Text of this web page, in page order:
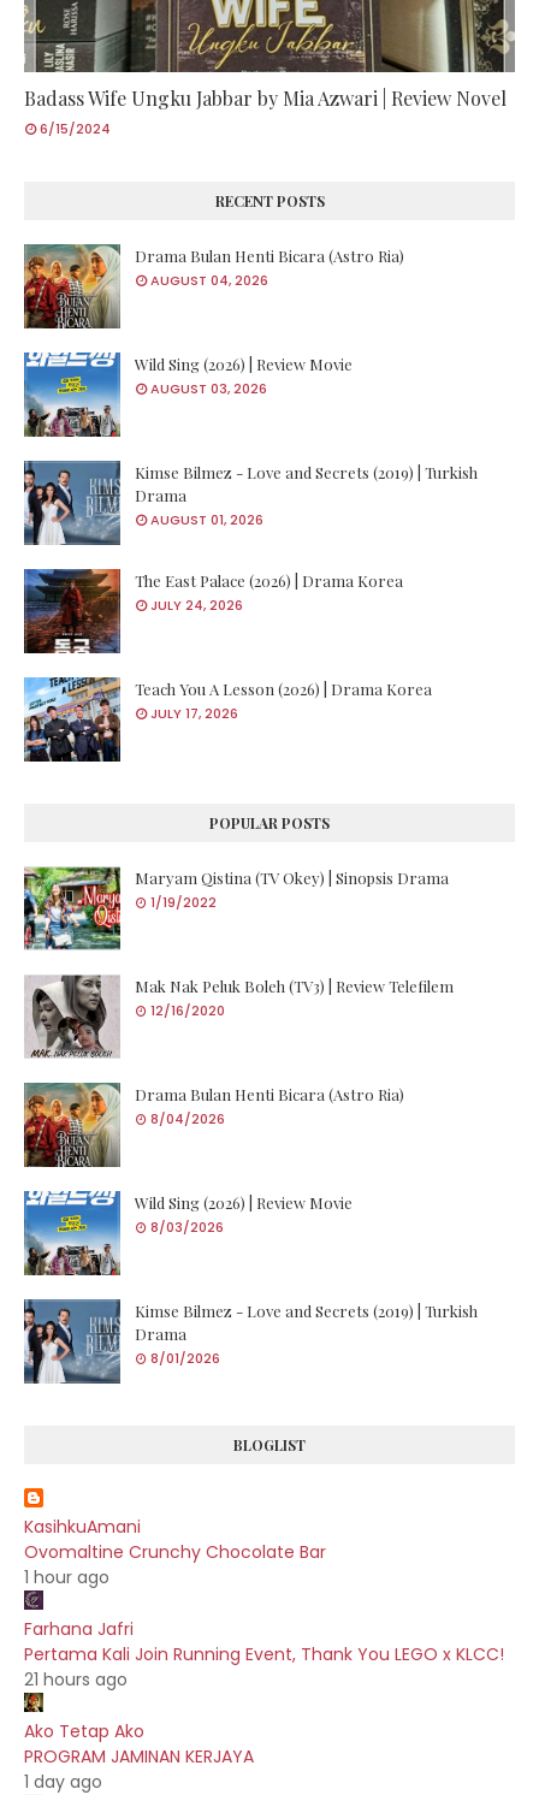
Badass Wife Ungku Jabbar by Mia Azwari | Review Novel
6/15/2024
RECENT POSTS
Drama Bulan Henti Bicara (Astro Ria)
AUGUST 04, 2026
Wild Sing (2026) | Review Movie
AUGUST 03, 2026
Kimse Bilmez - Love and Secrets (2019) | Turkish
Drama
AUGUST 01, 2026
The East Palace (2026) | Drama Korea
JULY 24, 2026
Teach You A Lesson (2026) | Drama Korea
JULY 17, 2026
POPULAR POSTS
Maryam Qistina (TV Okey) | Sinopsis Drama
1/19/2022
Mak Nak Peluk Boleh (TV3) | Review Telefilem
12/16/2020
Drama Bulan Henti Bicara (Astro Ria)
8/04/2026
Wild Sing (2026) | Review Movie
8/03/2026
Kimse Bilmez - Love and Secrets (2019) | Turkish
Drama
8/01/2026
BLOGLIST
KasihkuAmani
Ovomaltine Crunchy Chocolate Bar
1 hour ago
Farhana Jafri
Pertama Kali Join Running Event, Thank You LEGO x KLCC!
21 hours ago
Ako Tetap Ako
PROGRAM JAMINAN KERJAYA
1 day ago